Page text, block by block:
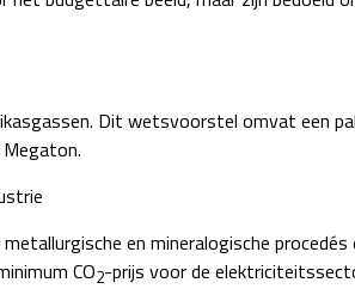
Dit wetsvoorstel omvat een
en mineralogische
CO2-prijs voor de